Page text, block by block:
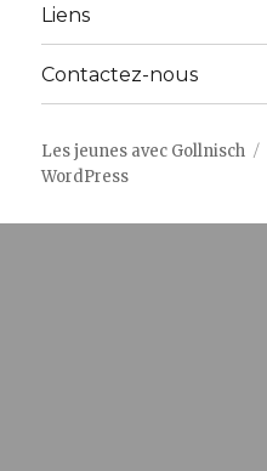
Liens
Contactez-nous
Les jeunes avec Gollnisch
WordPress